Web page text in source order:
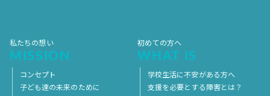
私たちの想い
MISSION
コンセプト
子ども達の未来のために
初めての方へ
WHAT IS
学校生活に不安がある方へ
支援を必要とする障害とは？